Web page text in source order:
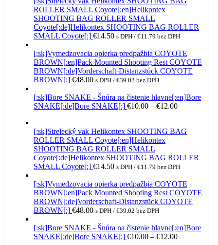
ROLLER SMALL Coyote[:en]Helikontex
SHOOTING BAG ROLLER SMALL
Coyote[:de]Helikontex SHOOTING BAG ROLLER
SMALL Coyote[:] €14.50 s DPH / €11.79 bez DPH
[:sk]Vymedzovacia opierka predpažbia COYOTE
BROWN[:en]Pack Mounted Shooting Rest COYOTE
BROWN[:de]Vorderschaft-Distanzstück COYOTE
BROWN[:] €48.00 s DPH / €39.02 bez DPH
[:sk]Bore SNAKE - Šnúra na čistenie hlavne[:en]Bore
SNAKE[:de]Bore SNAKE[:] €10.00 – €12.00Price
through
[:sk]Strelecký vak Helikontex SHOOTING BAG
ROLLER SMALL Coyote[:en]Helikontex
SHOOTING BAG ROLLER SMALL
Coyote[:de]Helikontex SHOOTING BAG ROLLER
SMALL Coyote[:] €14.50 s DPH / €11.79 bez DPH
[:sk]Vymedzovacia opierka predpažbia COYOTE
BROWN[:en]Pack Mounted Shooting Rest COYOTE
BROWN[:de]Vorderschaft-Distanzstück COYOTE
BROWN[:] €48.00 s DPH / €39.02 bez DPH
[:sk]Bore SNAKE - Šnúra na čistenie hlavne[:en]Bore
SNAKE[:de]Bore SNAKE[:] €10.00 – €12.00Price